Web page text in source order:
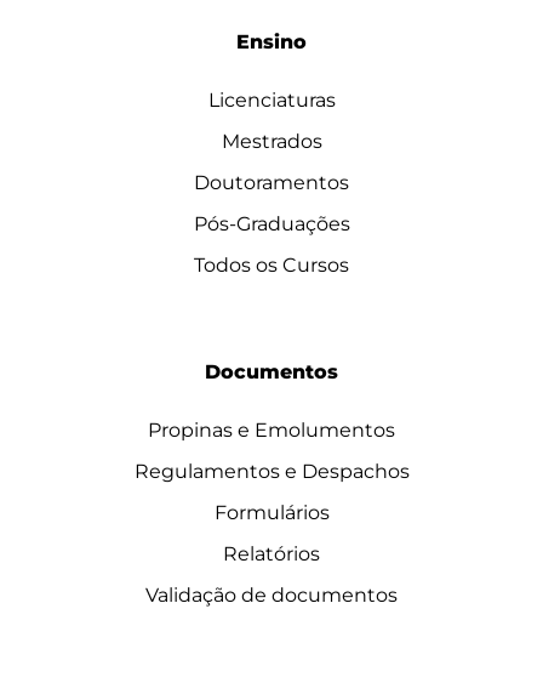
Ensino
Licenciaturas
Mestrados
Doutoramentos
Pós-Graduações
Todos os Cursos
Documentos
Propinas e Emolumentos
Regulamentos e Despachos
Formulários
Relatórios
Validação de documentos